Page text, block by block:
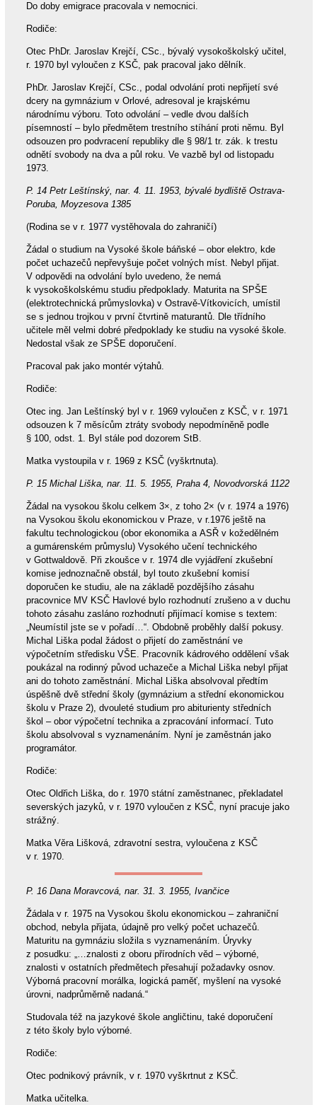
Do doby emigrace pracovala v nemocnici.
Rodiče:
Otec PhDr. Jaroslav Krejčí, CSc., bývalý vysokoškolský učitel,
r. 1970 byl vyloučen z KSČ, pak pracoval jako dělník.
PhDr. Jaroslav Krejčí, CSc., podal odvolání proti nepřijetí své
dcery na gymnázium v Orlové, adresoval je krajskému
národnímu výboru. Toto odvolání – vedle dvou dalších
písemností – bylo předmětem trestního stíhání proti němu. Byl
odsouzen pro podvracení republiky dle § 98/1 tr. zák. k trestu
odnětí svobody na dva a půl roku. Ve vazbě byl od listopadu
1973.
P. 14 Petr Leštínský, nar. 4. 11. 1953, bývalé bydliště Ostrava-
Poruba, Moyzesova 1385
(Rodina se v r. 1977 vystěhovala do zahraničí)
Žádal o studium na Vysoké škole báňské – obor elektro, kde
počet uchazečů nepřevyšuje počet volných míst. Nebyl přijat.
V odpovědi na odvolání bylo uvedeno, že nemá
k vysokoškolskému studiu předpoklady. Maturita na SPŠE
(elektrotechnická průmyslovka) v Ostravě-Vítkovicích, umístil
se s jednou trojkou v první čtvrtině maturantů. Dle třídního
učitele měl velmi dobré předpoklady ke studiu na vysoké škole.
Nedostal však ze SPŠE doporučení.
Pracoval pak jako montér výtahů.
Rodiče:
Otec ing. Jan Leštínský byl v r. 1969 vyloučen z KSČ, v r. 1971
odsouzen k 7 měsícům ztráty svobody nepodmíněně podle
§ 100, odst. 1. Byl stále pod dozorem StB.
Matka vystoupila v r. 1969 z KSČ (vyškrtnuta).
P. 15 Michal Liška, nar. 11. 5. 1955, Praha 4, Novodvorská 1122
Žádal na vysokou školu celkem 3×, z toho 2× (v r. 1974 a 1976)
na Vysokou školu ekonomickou v Praze, v r.1976 ještě na
fakultu technologickou (obor ekonomika a ASŘ v kožedělném
a gumárenském průmyslu) Vysokého učení technického
v Gottwaldově. Při zkoušce v r. 1974 dle vyjádření zkušební
komise jednoznačně obstál, byl touto zkušební komisí
doporučen ke studiu, ale na základě pozdějšího zásahu
pracovnice MV KSČ Havlové bylo rozhodnutí zrušeno a v duchu
tohoto zásahu zasláno rozhodnutí přijímací komise s textem:
„Neumístil jste se v pořadí…“. Obdobně proběhly další pokusy.
Michal Liška podal žádost o přijetí do zaměstnání ve
výpočetním středisku VŠE. Pracovník kádrového oddělení však
poukázal na rodinný původ uchazeče a Michal Liška nebyl přijat
ani do tohoto zaměstnání. Michal Liška absolvoval předtím
úspěšně dvě střední školy (gymnázium a střední ekonomickou
školu v Praze 2), dvouleté studium pro abiturienty středních
škol – obor výpočetní technika a zpracování informací. Tuto
školu absolvoval s vyznamenáním. Nyní je zaměstnán jako
programátor.
Rodiče:
Otec Oldřich Liška, do r. 1970 státní zaměstnanec, překladatel
severských jazyků, v r. 1970 vyloučen z KSČ, nyní pracuje jako
strážný.
Matka Věra Lišková, zdravotní sestra, vyloučena z KSČ
v r. 1970.
P. 16 Dana Moravcová, nar. 31. 3. 1955, Ivančice
Žádala v r. 1975 na Vysokou školu ekonomickou – zahraniční
obchod, nebyla přijata, údajně pro velký počet uchazečů.
Maturitu na gymnáziu složila s vyznamenáním. Úryvky
z posudku: „…znalosti z oboru přírodních věd – výborné,
znalosti v ostatních předmětech přesahují požadavky osnov.
Výborná pracovní morálka, logická paměť, myšlení na vysoké
úrovni, nadprůměrně nadaná.“
Studovala též na jazykové škole angličtinu, také doporučení
z této školy bylo výborné.
Rodiče:
Otec podnikový právník, v r. 1970 vyškrtnut z KSČ.
Matka učitelka.